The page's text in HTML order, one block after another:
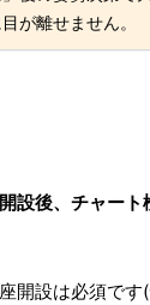
が離せません。
設後、チャー
開設は必須で